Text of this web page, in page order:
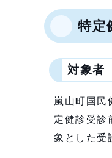
特定
対象者
嵐山町国民
定健診受診
象とした受